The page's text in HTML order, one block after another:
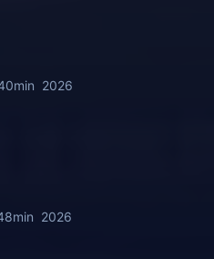
2026
2026